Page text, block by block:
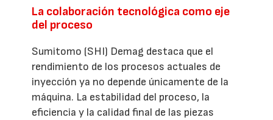
La colaboración tecnológica como eje
del proceso
Sumitomo (SHI) Demag destaca que el
rendimiento de los procesos actuales de
inyección ya no depende únicamente de la
máquina. La estabilidad del proceso, la
eficiencia y la calidad final de las piezas